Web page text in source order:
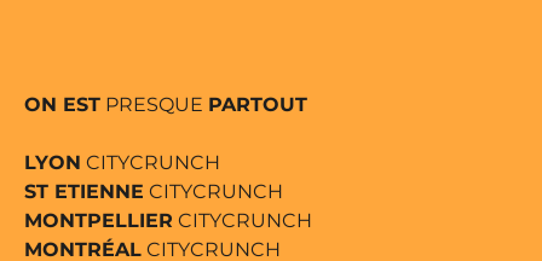
ON EST PRESQUE PARTOUT
LYON CITYCRUNCH
ST ETIENNE CITYCRUNCH
MONTPELLIER CITYCRUNCH
MONTRÉAL CITYCRUNCH